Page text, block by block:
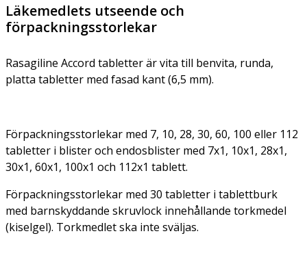
Läkemedlets utseende och
förpackningsstorlekar
Rasagiline Accord tabletter är vita till benvita, runda,
platta tabletter med fasad kant (6,5 mm).
Förpackningsstorlekar med 7, 10, 28, 30, 60, 100 eller 112
tabletter i blister och endosblister med 7x1, 10x1, 28x1,
30x1, 60x1, 100x1 och 112x1 tablett.
Förpackningsstorlekar med 30 tabletter i tablettburk
med barnskyddande skruvlock innehållande torkmedel
(kiselgel). Torkmedlet ska inte sväljas.